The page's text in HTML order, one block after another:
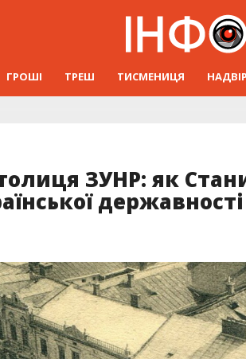
ГРОШІ ТРЕШ ТИСМЕНИЦЯ
ЗУНР: як
державності